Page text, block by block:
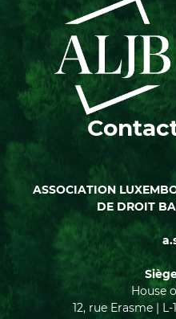
ASSOCIATION
DE DROIT
House
12, rue Erasme |